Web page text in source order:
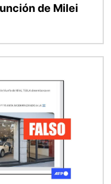
de Milei